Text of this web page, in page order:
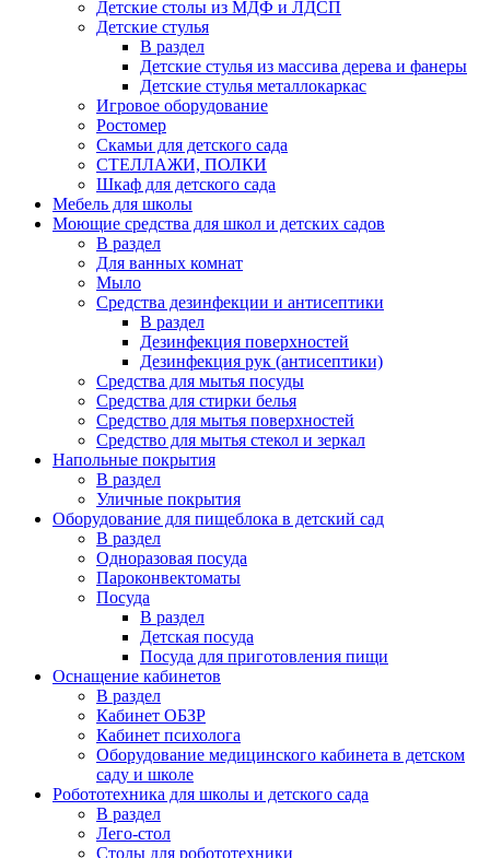
Детские столы из МДФ и ЛДСП
Детские стулья
В раздел
Детские стулья из массива дерева и фанеры
Детские стулья металлокаркас
Игровое оборудование
Ростомер
Скамьи для детского сада
СТЕЛЛАЖИ, ПОЛКИ
Шкаф для детского сада
Мебель для школы
Моющие средства для школ и детских садов
В раздел
Для ванных комнат
Мыло
Средства дезинфекции и антисептики
В раздел
Дезинфекция поверхностей
Дезинфекция рук (антисептики)
Средства для мытья посуды
Средства для стирки белья
Средство для мытья поверхностей
Средство для мытья стекол и зеркал
Напольные покрытия
В раздел
Уличные покрытия
Оборудование для пищеблока в детский сад
В раздел
Одноразовая посуда
Пароконвектоматы
Посуда
В раздел
Детская посуда
Посуда для приготовления пищи
Оснащение кабинетов
В раздел
Кабинет ОБЗР
Кабинет психолога
Оборудование медицинского кабинета в детском
саду и школе
Робототехника для школы и детского сада
В раздел
Лего-стол
Столы для робототехники